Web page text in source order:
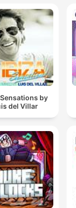
by
del Villar